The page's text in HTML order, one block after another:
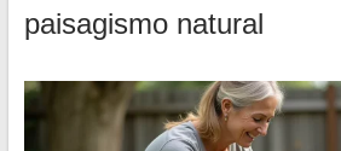
paisagismo natural